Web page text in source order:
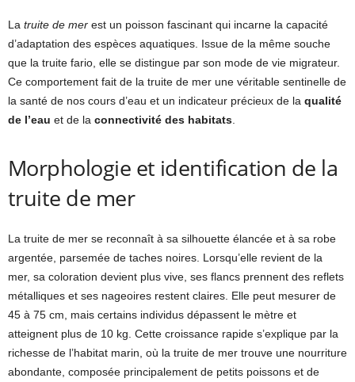
La truite de mer est un poisson fascinant qui incarne la capacité
d’adaptation des espèces aquatiques. Issue de la même souche
que la truite fario, elle se distingue par son mode de vie migrateur.
Ce comportement fait de la truite de mer une véritable sentinelle de
la santé de nos cours d’eau et un indicateur précieux de la qualité
de l’eau et de la connectivité des habitats.
Morphologie et identification de la
truite de mer
La truite de mer se reconnaît à sa silhouette élancée et à sa robe
argentée, parsemée de taches noires. Lorsqu’elle revient de la
mer, sa coloration devient plus vive, ses flancs prennent des reflets
métalliques et ses nageoires restent claires. Elle peut mesurer de
45 à 75 cm, mais certains individus dépassent le mètre et
atteignent plus de 10 kg. Cette croissance rapide s’explique par la
richesse de l’habitat marin, où la truite de mer trouve une nourriture
abondante, composée principalement de petits poissons et de